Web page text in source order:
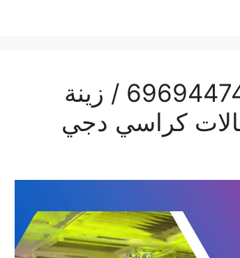
رقم مكتب أفراح بنيد القار / 69694474 / زينة
كراسي دجي